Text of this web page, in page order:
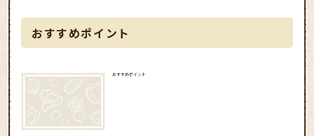
おすすめポイント
おすすめポイント